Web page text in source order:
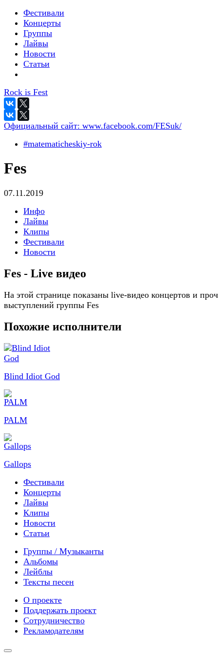
Фестивали
Концерты
Группы
Лайвы
Новости
Статьи
Rock is Fest
Официальный сайт: www.facebook.com/FESuk/
#matematicheskiy-rok
Fes
07.11.2019
Инфо
Лайвы
Клипы
Фестивали
Новости
Fes - Live видео
На этой странице показаны live-видео концертов и
выступлений группы Fes
Похожие исполнители
Blind Idiot God
PALM
Gallops
Фестивали
Концерты
Лайвы
Клипы
Новости
Статьи
Группы / Музыканты
Альбомы
Лейблы
Тексты песен
О проекте
Поддержать проект
Сотрудничество
Рекламодателям